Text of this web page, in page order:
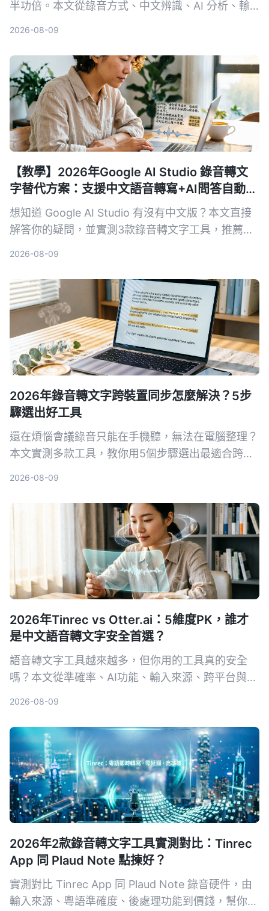
半功倍。本文從錄音方式、中文辨識、AI 分析、輸
面試回顧的 AI 工具。
2026-08-09
【教學】2026年Google AI Studio 錄音轉文
字替代方案：支援中文語音轉寫+AI問答自動摘
要
想知道 Google AI Studio 有沒有中文版？本文直接
解答你的疑問，並實測3款錄音轉文字工具，推薦
2026-08-09
2026年錄音轉文字跨裝置同步怎麼解決？5步
驟選出好工具
還在煩惱會議錄音只能在手機聽，無法在電腦整理？
本文實測多款工具，教你用5個步驟選出最適合跨裝
2026-08-09
2026年Tinrec vs Otter.ai：5維度PK，誰才
是中文語音轉文字安全首選？
語音轉文字工具越來越多，但你用的工具真的安全
嗎？本文從準確率、AI功能、輸入來源、跨平台與數
選出最適合且可靠的工具。
2026-08-09
2026年2款錄音轉文字工具實測對比：Tinrec
App 同 Plaud Note 點揀好？
實測對比 Tinrec App 同 Plaud Note 錄音硬件，由
輸入來源、粵語準確度、後處理功能到價錢，幫你揀